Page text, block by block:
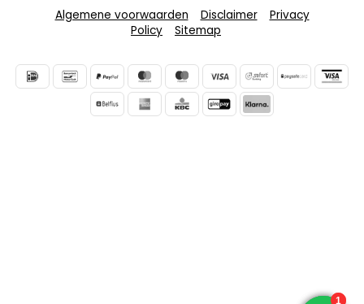
Algemene voorwaarden Disclaimer
Privacy
Policy
Sitemap